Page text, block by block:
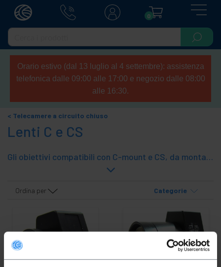
0
Orario estivo (dal 13 luglio al 4 settembre): assistenza
telefonica dalle 09:00 alle 17:00 e negozio dalle 08:00
alle 16:30.
Telecamere a circuito chiuso
Lenti C e CS
Gli obiettivi compatibili con C-mount e CS, da montare direttamente su telecamere a circuito chiuso che supportano questi obiettivi standard. Il montaggio è facile. Basta avvitare la lente sulla piastra del sensore. Diametro filettatura 25mm (M25).
Ordina per Categorie